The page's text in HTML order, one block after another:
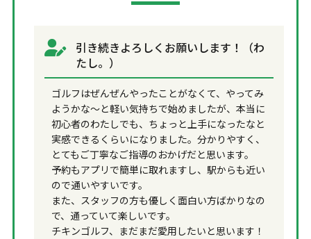
引き続きよろしくお願いします！（わ
たし。）
ゴルフはぜんぜんやったことがなくて、やってみ
ようかな〜と軽い気持ちで始めましたが、本当に
初心者のわたしでも、ちょっと上手になったなと
実感できるくらいになりました。分かりやすく、
とてもご丁寧なご指導のおかげだと思います。
予約もアプリで簡単に取れますし、駅からも近い
ので通いやすいです。
また、スタッフの方も優しく面白い方ばかりなの
で、通っていて楽しいです。
チキンゴルフ、まだまだ愛用したいと思います！